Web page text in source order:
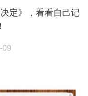
定》，看看自己记
09